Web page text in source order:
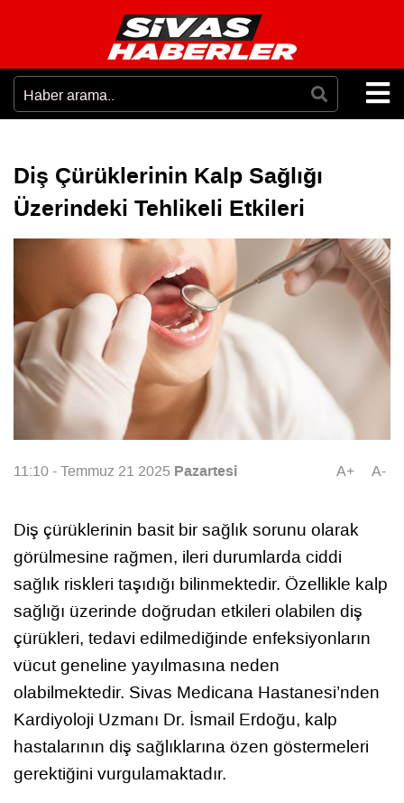
Diş Çürüklerinin Kalp Sağlığı
Üzerindeki Tehlikeli Etkileri
11:10 - Temmuz 21 2025 Pazartesi A+ A-
Diş çürüklerinin basit bir sağlık sorunu olarak
görülmesine rağmen, ileri durumlarda ciddi
sağlık riskleri taşıdığı bilinmektedir. Özellikle kalp
sağlığı üzerinde doğrudan etkileri olabilen diş
çürükleri, tedavi edilmediğinde enfeksiyonların
vücut geneline yayılmasına neden
olabilmektedir. Sivas Medicana Hastanesi’nden
Kardiyoloji Uzmanı Dr. İsmail Erdoğu, kalp
hastalarının diş sağlıklarına özen göstermeleri
gerektiğini vurgulamaktadır.